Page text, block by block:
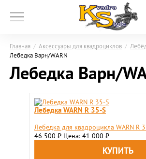
Главная / Аксессуары для квадроциклов /
Лебедка Варн/WARN
Лебедка Варн/
Лебедка WARN R 35-S
Лебедка для квадроцикла WARN R
46 500 ₽ Цена: 41 000 ₽